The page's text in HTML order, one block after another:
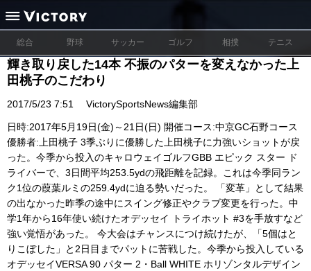
総合 野球 サッカー ゴルフ 相撲 テニス
輝き取り戻した14本 不振のパターを変えなかった上
田桃子のこだわり
2017/5/23 7:51 VictorySportsNews編集部
日時:2017年5月19日(金)～21日(日) 開催コース:中京GC石野コース
優勝者:上田桃子 3季ぶりに優勝した上田桃子に力強いショットが戻
った。今季から投入のキャロウェイゴルフGBB エピック スター ド
ライバーで、3日間平均253.5ydの飛距離を記録。これは今季同ラン
ク1位の葭葉ルミの259.4ydに迫る勢いだった。 「変革」として結果
の出なかった昨季の途中にスイング修正やクラブ変更を行った。中
学1年から16年使い続けたオデッセイ トライホット #3を手放すなど
強い覚悟があった。 今大会はチャンスにつけ続けたが、「5個はと
りこぼした」と2日目までパットに苦戦した。今季から投入している
オデッセイVERSA 90 パター 2・Ball WHITE ホリゾンタルデザイン